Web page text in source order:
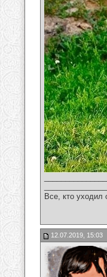
Все, кто уходил
12.07.2019, 15:03